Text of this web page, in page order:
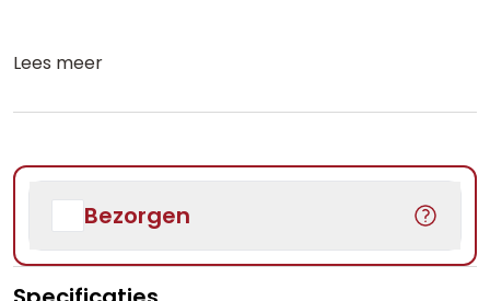
Lees meer
Bezorgen